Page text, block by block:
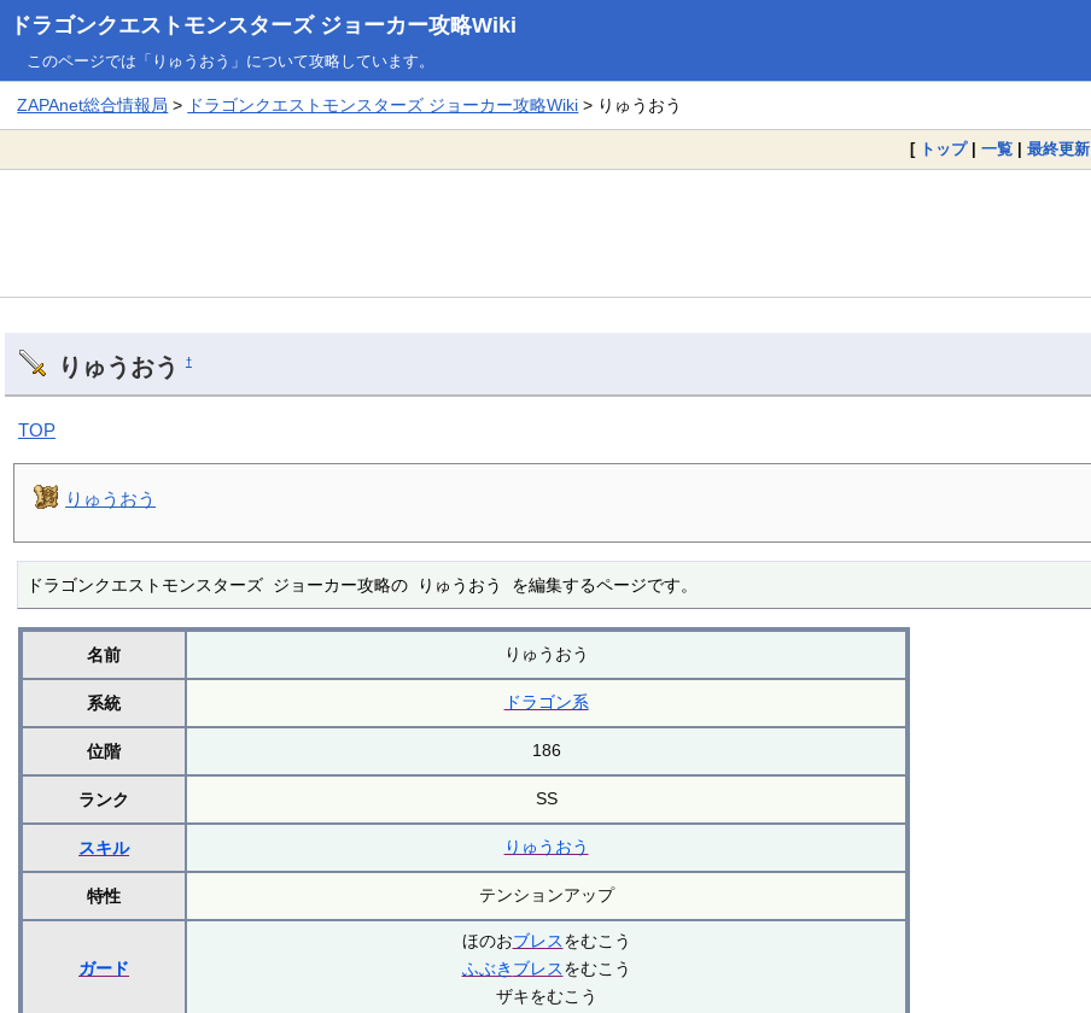
ドラゴンクエストモンスターズ ジョーカー攻略Wiki
このページでは「りゅうおう」について攻略しています。
ZAPAnet総合情報局 > ドラゴンクエストモンスターズ ジョーカー攻略Wiki > りゅうおう
[ トップ| 一覧 | 最終更新
りゅうおう †
TOP
りゅうおう
ドラゴンクエストモンスターズ ジョーカー攻略の りゅうおう を編集するページです。
名前 りゅうおう
系統 ドラゴン系
位階 186
ランク SS
スキル りゅうおう
特性 テンションアップ
ガード
ほのおブレスをむこう
ふぶき ブレスをむこう
ザキをむこう